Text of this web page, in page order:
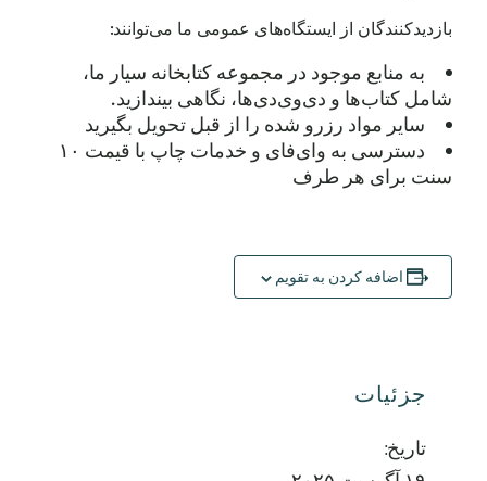
بازدیدکنندگان از ایستگاه‌های عمومی ما می‌توانند:
به منابع موجود در مجموعه کتابخانه سیار ما،
شامل کتاب‌ها و دی‌وی‌دی‌ها، نگاهی بیندازید.
سایر مواد رزرو شده را از قبل تحویل بگیرید
دسترسی به وای‌فای و خدمات چاپ با قیمت ۱۰
سنت برای هر طرف
اضافه کردن به تقویم
جزئیات
تاریخ: